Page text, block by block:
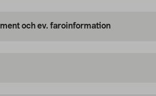
och ev. faroinformation